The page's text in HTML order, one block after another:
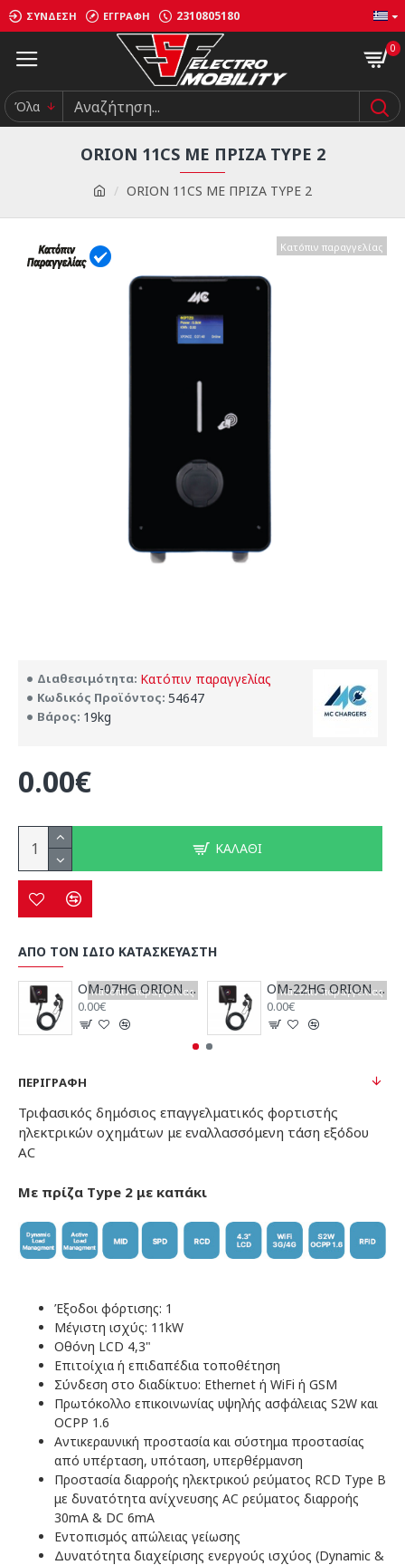
ΣΎΝΔΕΣΗ ΕΓΓΡΑΦΉ 2310805180
0
Όλα
ORION 11CS ME ΠΡΙΖΑ TYPE 2
ORION 11CS ME ΠΡΙΖΑ TYPE 2
Κατόπιν παραγγελίας
Διαθεσιμότητα: Κατόπιν παραγγελίας
Κωδικός Προϊόντος: 54647
Βάρος: 19kg
0.00€
ΚΑΛΆΘΙ
ΑΠΟ ΤΟΝ ΙΔΙΟ ΚΑΤΑΣΚΕΥΑΣΤΗ
Κατόπιν παραγγελίας
OM-07HG ORION mini 7kW
0.00€
Κατόπιν παραγγελίας
OM-22HG ORION mini 22 kW
0.00€
ΠΕΡΙΓΡΑΦΉ
Τριφασικός δημόσιος επαγγελματικός φορτιστής
ηλεκτρικών οχημάτων με εναλλασσόμενη τάση εξόδου
AC
Με πρίζα Type 2 με καπάκι
Έξοδοι φόρτισης: 1
Μέγιστη ισχύς: 11kW
Οθόνη LCD 4,3"
Επιτοίχια ή επιδαπέδια τοποθέτηση
Σύνδεση στο διαδίκτυο: Ethernet ή WiFi ή GSM
Πρωτόκολλο επικοινωνίας υψηλής ασφάλειας S2W και
OCPP 1.6
Αντικεραυνική προστασία και σύστημα προστασίας
από υπέρταση, υπόταση, υπερθέρμανση
Προστασία διαρροής ηλεκτρικού ρεύματος RCD Type B
με δυνατότητα ανίχνευσης AC ρεύματος διαρροής
30mA & DC 6mA
Εντοπισμός απώλειας γείωσης
Δυνατότητα διαχείρισης ενεργούς ισχύος (Dynamic &